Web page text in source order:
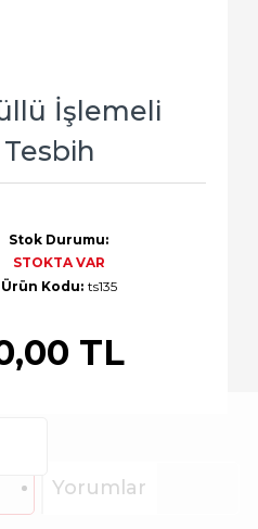
İşlemeli
TL
Stok Durumu:
STOKTA VAR
Ürün Kodu: ts135
Yorumlar